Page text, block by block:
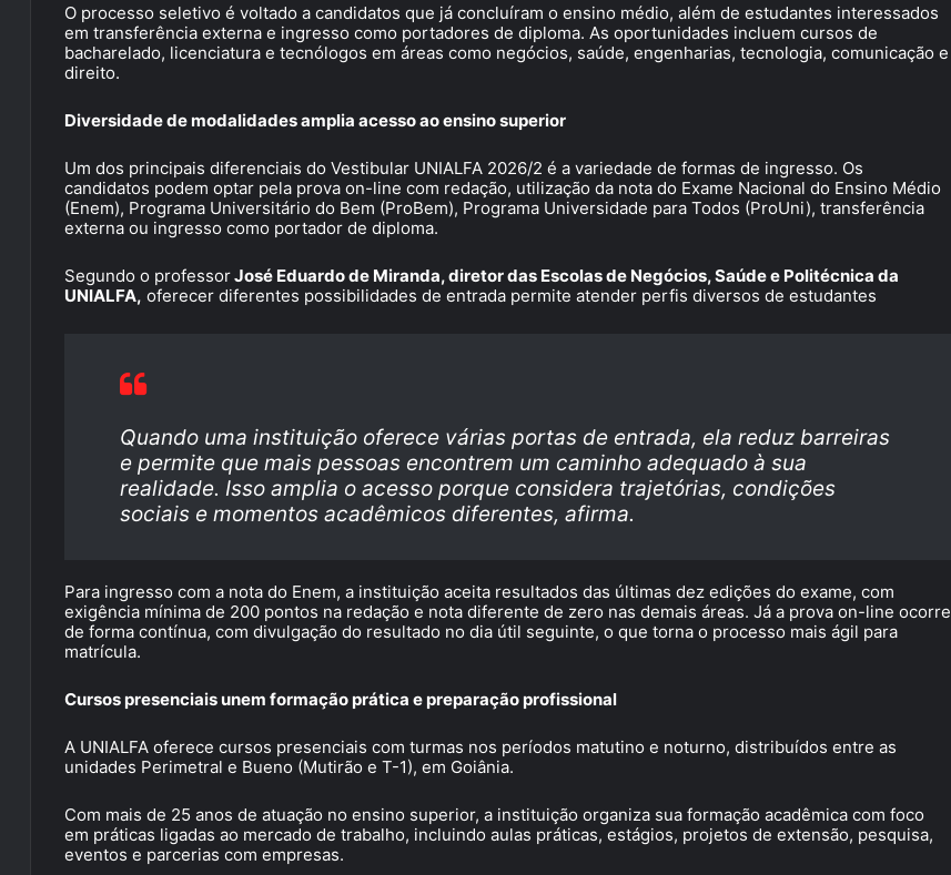
O processo seletivo é voltado a candidatos que já concluíram o ensino médio, além de estudantes interessados
em transferência externa e ingresso como portadores de diploma. As oportunidades incluem cursos de
bacharelado, licenciatura e tecnólogos em áreas como negócios, saúde, engenharias, tecnologia, comunicação e
direito.
Diversidade de modalidades amplia acesso ao ensino superior
Um dos principais diferenciais do Vestibular UNIALFA 2026/2 é a variedade de formas de ingresso. Os
candidatos podem optar pela prova on-line com redação, utilização da nota do Exame Nacional do Ensino Médio
(Enem), Programa Universitário do Bem (ProBem), Programa Universidade para Todos (ProUni), transferência
externa ou ingresso como portador de diploma.
Segundo o professorJosé Eduardo de Miranda, diretor das Escolas de Negócios, Saúde e Politécnica da
UNIALFA, oferecer diferentes possibilidades de entrada permite atender perfis diversos de estudantes
Quando uma instituição oferece várias portas de entrada, ela reduz barreiras
e permite que mais pessoas encontrem um caminho adequado à sua
realidade. Isso amplia o acesso porque considera trajetórias, condições
sociais e momentos acadêmicos diferentes, afirma.
Para ingresso com a nota do Enem, a instituição aceita resultados das últimas dez edições do exame, com
exigência mínima de 200 pontos na redação e nota diferente de zero nas demais áreas. Já a prova on-line ocorre
de forma contínua, com divulgação do resultado no dia útil seguinte, o que torna o processo mais ágil para
matrícula.
Cursos presenciais unem formação prática e preparação profissional
A UNIALFA oferece cursos presenciais com turmas nos períodos matutino e noturno, distribuídos entre as
unidades Perimetral e Bueno (Mutirão e T-1), em Goiânia.
Com mais de 25 anos de atuação no ensino superior, a instituição organiza sua formação acadêmica com foco
em práticas ligadas ao mercado de trabalho, incluindo aulas práticas, estágios, projetos de extensão, pesquisa,
eventos e parcerias com empresas.